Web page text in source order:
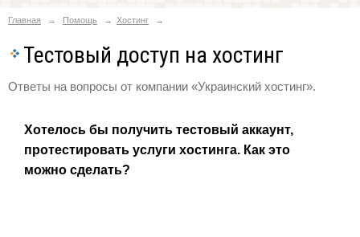
Главная Помощь Хостинг
Тестовый доступ на хостинг
Ответы на вопросы от компании «Украинский хостинг».
Хотелось бы получить тестовый аккаунт,
протестировать услуги хостинга. Как это
можно сделать?